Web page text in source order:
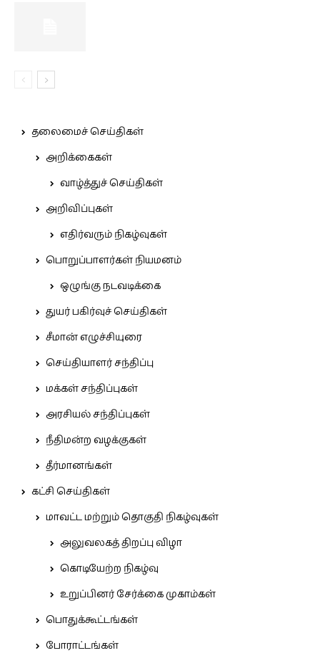
தலைமைச் செய்திகள்
அறிக்கைகள்
வாழ்த்துச் செய்திகள்
அறிவிப்புகள்
எதிர்வரும் நிகழ்வுகள்
பொறுப்பாளர்கள் நியமனம்
ஒழுங்கு நடவடிக்கை
துயர் பகிர்வுச் செய்திகள்
சீமான் எழுச்சியுரை
செய்தியாளர் சந்திப்பு
மக்கள் சந்திப்புகள்
அரசியல் சந்திப்புகள்
நீதிமன்ற வழக்குகள்
தீர்மானங்கள்
கட்சி செய்திகள்
மாவட்ட மற்றும் தொகுதி நிகழ்வுகள்
அலுவலகத் திறப்பு விழா
கொடியேற்ற நிகழ்வு
உறுப்பினர் சேர்க்கை முகாம்கள்
பொதுக்கூட்டங்கள்
போராட்டங்கள்